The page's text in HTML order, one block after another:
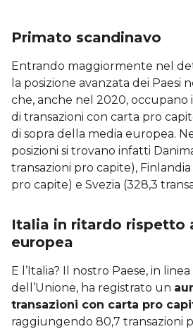
Primato scandinavo
Entrando maggiormente nel
la posizione avanzata dei Paesi
che, anche nel 2020,
di transazioni con carta pro
di sopra della media europea.
posizioni si trovano infatti
transazioni pro capite), Finlandia
pro capite) e Svezia (328,3
Italia in ritardo rispetto
europea
E l’Italia? Il nostro Paese, in
dell’Unione, ha registrato un
transazioni con carta pro
raggiungendo 80,7 transazioni